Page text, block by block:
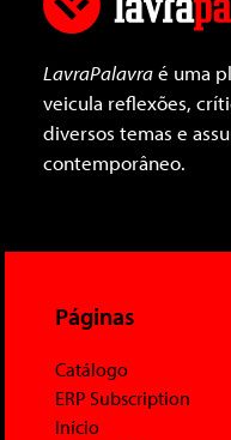
LavraPalavraé uma
veicula reflexões,
diversos temas e
contemporâneo.
Páginas
Catálogo
ERP Subscription
Início